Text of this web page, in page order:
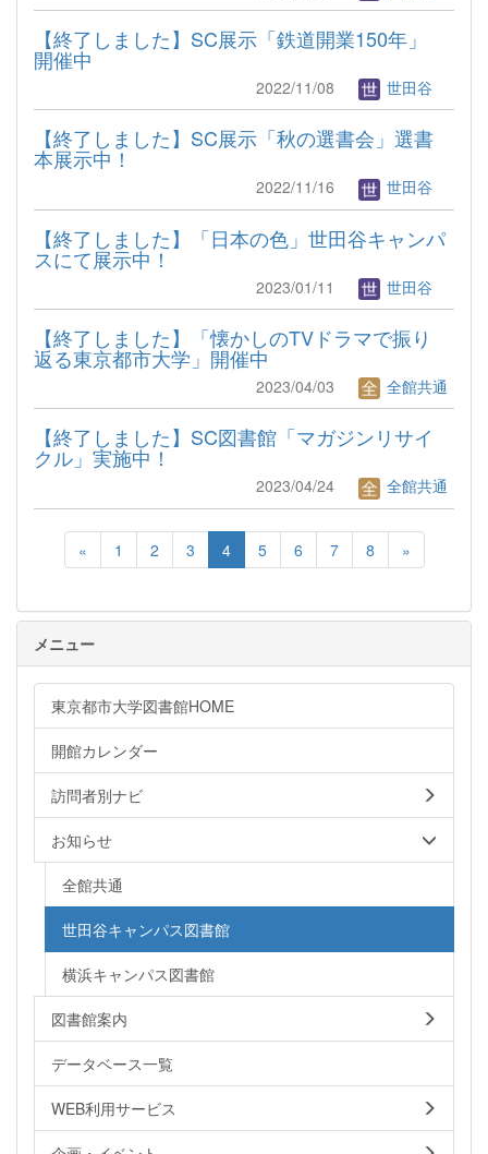
【終了しました】SC展示「鉄道開業150年」
開催中
2022/11/08 世田谷
【終了しました】SC展示「秋の選書会」選書
本展示中！
2022/11/16 世田谷
【終了しました】「日本の色」世田谷キャンパ
スにて展示中！
2023/01/11 世田谷
【終了しました】「懐かしのTVドラマで振り
返る東京都市大学」開催中
2023/04/03 全館共通
【終了しました】SC図書館「マガジンリサイ
クル」実施中！
2023/04/24 全館共通
« 1 2 3 4 5 6 7 8 »
メニュー
東京都市大学図書館HOME
開館カレンダー
訪問者別ナビ
お知らせ
全館共通
世田谷キャンパス図書館
横浜キャンパス図書館
図書館案内
データベース一覧
WEB利用サービス